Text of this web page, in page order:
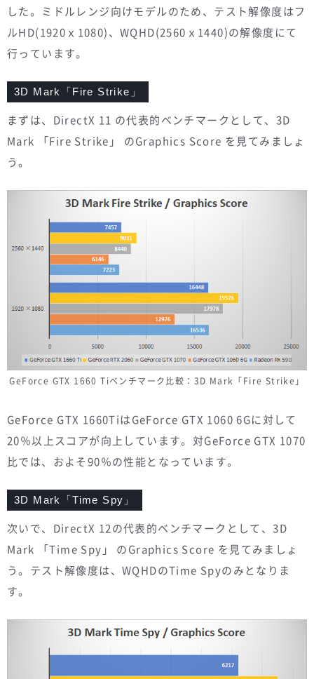
した。ミドルレンジ向けモデルのため、テスト解像度はフ
ルHD(1920ｘ1080)、WQHD(2560ｘ1440)の解像度にて
行っています。
3D Mark「Fire Strike」
まずは、DirectX 11 の代表的ベンチマークとして、3D
Mark 「Fire Strike」 のGraphics Score を見てみましょ
う。
GeForce GTX 1660 Tiベンチマーク比較：3D Mark「Fire Strike」
GeForce GTX 1660TiはGeForce GTX 1060 6Gに対して
20％以上スコアが向上しています。対GeForce GTX 1070
比では、およそ90％の性能となっています。
3D Mark「Time Spy」
次いで、DirectX 12の代表的ベンチマークとして、3D
Mark 「Time Spy」 のGraphics Score を見てみましょ
う。テスト解像度は、WQHDのTime Spyのみとなりま
す。